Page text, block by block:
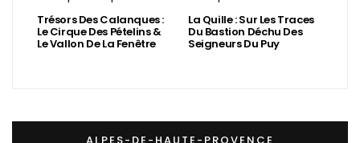
Trésors Des Calanques :
Le Cirque Des Pételins &
Le Vallon De La Fenêtre
La Quille : Sur Les Traces
Du Bastion Déchu Des
Seigneurs Du Puy